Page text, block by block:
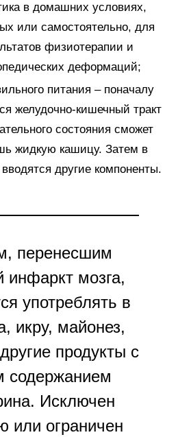
в домашних условиях,
или самостоятельно, для
физиотерапии и
деформаций;
питания – поначалу
желудочно-кишечный тракт
состояния сможет
жидкую кашицу. Затем в
другие компоненты.
перенесшим
мозга,
употреблять в
икру, майонез,
продукты с
содержанием
Исключен
или ограничен